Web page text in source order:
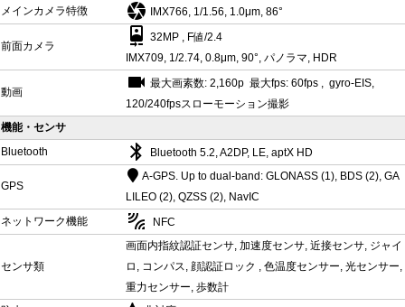
メインカメラ特徴
camera IMX766, 1/1.56, 1.0μm, 86°
前面カメラ camera_front 32MP , F値/2.4
IMX709, 1/2.74, 0.8μm, 90°, パノラマ, HDR
動画 videocam 最大画素数: 2,160p 最大fps: 60fps , gyro-EIS,
120/240fpsスローモーション撮影
機能・センサ
Bluetooth
bluetooth Bluetooth 5.2, A2DP, LE, aptX HD
GPS
A-GPS. Up to dual-band: GLONASS (1), BDS (2), GA
LILEO (2), QZSS (2), NavIC
ネットワーク機能
leak_add NFC
センサ類
画面内指紋認証センサ, 加速度センサ, 近接センサ, ジャイ
ロ, コンパス, 顔認証ロック , 色温度センサー, 光センサー,
重力センサー, 歩数計